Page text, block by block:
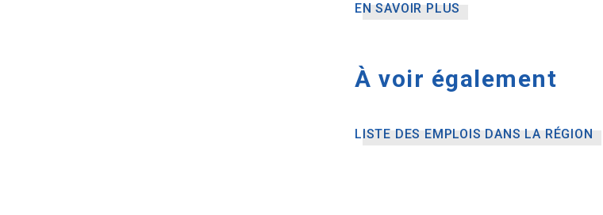
EN SAVOIR PLUS
À voir également
LISTE DES EMPLOIS DANS LA RÉGION